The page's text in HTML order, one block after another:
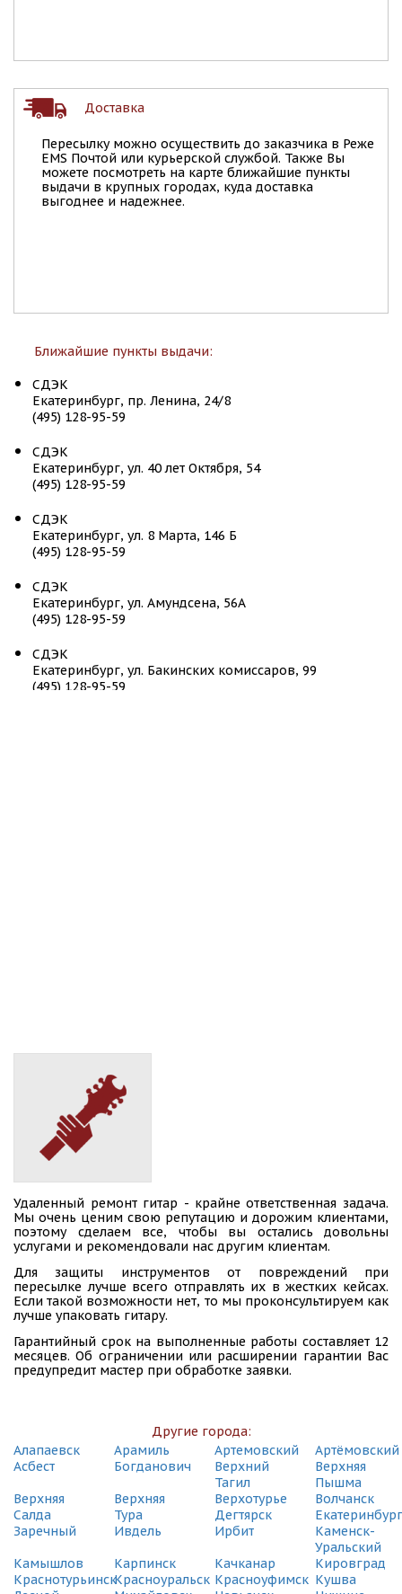
Доставка
Пересылку можно осуществить до заказчика в Реже
EMS Почтой или курьерской службой. Также Вы
можете посмотреть на карте ближайшие пункты
выдачи в крупных городах, куда доставка
выгоднее и надежнее.
Ближайшие пункты выдачи:
СДЭК
Екатеринбург, пр. Ленина, 24/8
(495) 128-95-59
СДЭК
Екатеринбург, ул. 40 лет Октября, 54
(495) 128-95-59
СДЭК
Екатеринбург, ул. 8 Марта, 146 Б
(495) 128-95-59
СДЭК
Екатеринбург, ул. Амундсена, 56А
(495) 128-95-59
СДЭК
Екатеринбург, ул. Бакинских комиссаров, 99
(495) 128-95-59
СДЭК
Екатеринбург, ул. Викулова, 39
(495) 128-95-59
СДЭК
Екатеринбург, ул. Восстания, 15
(495) 128-95-59
Екатеринбург, ул. Восточная, 19А
(495) 128-95-59
Екатеринбург, ул. Грибоедова, 9
(495) 128-95-59
СДЭК
Екатеринбург, ул. Гурзуфская, 15
(495) 128-95-59
СДЭК
Екатеринбург, ул. Донбасская, 20
(495) 128-95-59
СДЭК
(495) 128-95-59
Удаленный ремонт гитар - крайне ответственная задача.
Мы очень ценим свою репутацию и дорожим клиентами,
поэтому сделаем все, чтобы вы остались довольны
услугами и рекомендовали нас другим клиентам.
Для защиты инструментов от повреждений при
пересылке лучше всего отправлять их в жестких кейсах.
Если такой возможности нет, то мы проконсультируем как
лучше упаковать гитару.
Гарантийный срок на выполненные работы составляет 12
месяцев. Об ограничении или расширении гарантии Вас
предупредит мастер при обработке заявки.
Другие города:
Алапаевск
Арамиль Артемовский
Артёмовский
Асбест
Богданович
Верхний
Тагил
Верхняя
Пышма
Верхняя
Салда
Верхняя
Тура
Верхотурье
Волчанск
Дегтярск
Екатеринбург
Заречный
Ивдель Ирбит
Каменск-
Уральский
Камышлов
Карпинск Качканар
Кировград
КраснотурьинскКрасноуральск Красноуфимск Кушва